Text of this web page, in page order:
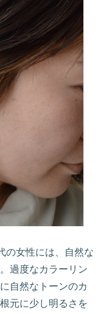
の女性には、自然な
過度なカラーリン
自然なトーンのカ
元に少し明るさを